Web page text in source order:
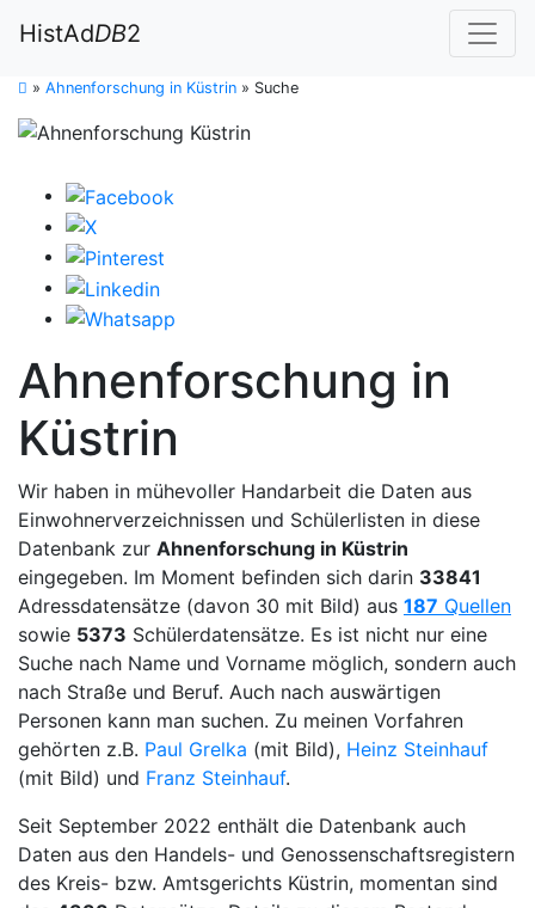
HistAdDB2
» Ahnenforschung in Küstrin » Suche
Ahnenforschung in
Küstrin
Wir haben in mühevoller Handarbeit die Daten aus
Einwohnerverzeichnissen und Schülerlisten in diese
Datenbank zur Ahnenforschung in Küstrin
eingegeben. Im Moment befinden sich darin 33841
Adressdatensätze (davon 30 mit Bild) aus 187 Quellen
sowie 5373 Schülerdatensätze. Es ist nicht nur eine
Suche nach Name und Vorname möglich, sondern auch
nach Straße und Beruf. Auch nach auswärtigen
Personen kann man suchen. Zu meinen Vorfahren
gehörten z.B. Paul Grelka (mit Bild), Heinz Steinhauf
(mit Bild) und Franz Steinhauf.
Seit September 2022 enthält die Datenbank auch
Daten aus den Handels- und Genossenschaftsregistern
des Kreis- bzw. Amtsgerichts Küstrin, momentan sind